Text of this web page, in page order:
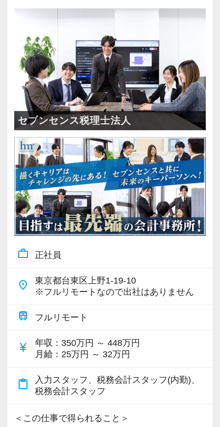
個人向け税務 飲食(1)
小売(2) ＥＣ(ネットショップ)(2)
ＩＴサービス(2) 仮想通貨(1)
美容・サロン(1) 医療(2)
不動産(2) 建設業 (2)
金融(1) 保険(1)
運輸・倉庫(2) 貿易(2)
製造業(2) その他サービス業(2)
その他(2)
セブンセンス税理士法人
work_outline 正社員
place
東京都台東区上野1-19-10
※フルリモートなので出社はありません
train フルリモート
currency_yen 年収 ：350万円 ～ 448万円
月給 ：25万円 ～ 32万円
content_paste
入力スタッフ、税務会計スタッフ(内勤)、
税務会計スタッフ
＜この仕事で得られること＞